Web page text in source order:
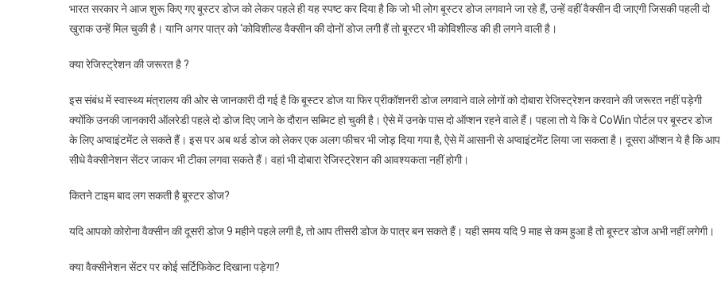
भारत सरकार ने आज शुरू किए गए बूस्टर डोज को लेकर पहले ही यह स्पष्ट कर दिया है कि जो भी लोग बूस्टर डोज लगवाने जा रहे हैं, उन्हें वहीं वैक्सीन दी जाएगी जिसकी पहली दो
खुराक उन्हें मिल चुकी है। यानि अगर पात्र को ‘कोविशील्ड वैक्सीन की दोनों डोज लगी हैं तो बूस्टर भी कोविशील्ड की ही लगने वाली है।
क्या रेजिस्ट्रेशन की जरूरत है ?
इस संबंध में स्वास्थ्य मंत्रालय की ओर से जानकारी दी गई है कि बूस्टर डोज या फिर प्रीकॉशनरी डोज लगवाने वाले लोगों को दोबारा रेजिस्ट्रेशन करवाने की जरूरत नहीं पड़ेगी
क्योंकि उनकी जानकारी ऑलरेडी पहले दो डोज दिए जाने के दौरान सब्मिट हो चुकी है। ऐसे में उनके पास दो ऑप्शन रहने वाले हैं। पहला तो ये कि वे CoWin पोर्टल पर बूस्टर डोज
के लिए अप्वाइंटमेंट ले सकते हैं। इस पर अब थर्ड डोज को लेकर एक अलग फीचर भी जोड़ दिया गया है, ऐसे में आसानी से अप्वाइंटमेंट लिया जा सकता है। दूसरा ऑप्शन ये है कि आप
सीधे वैक्सीनेशन सेंटर जाकर भी टीका लगवा सकते हैं। वहां भी दोबारा रेजिस्ट्रेशन की आवश्यकता नहीं होगी।
कितने टाइम बाद लग सकती है बूस्टर डोज?
यदि आपको कोरोना वैक्सीन की दूसरी डोज 9 महीने पहले लगी है, तो आप तीसरी डोज के पात्र बन सकते हैं। यही समय यदि 9 माह से कम हुआ है तो बूस्टर डोज अभी नहीं लगेगी।
क्या वैक्सीनेशन सेंटर पर कोई सर्टिफिकेट दिखाना पड़ेगा?